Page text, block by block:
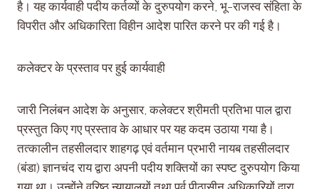
है। यह कार्यवाही पदीय कर्तव्यों के दुरुपयोग करने, भू-राजस्व संहिता के
विपरीत और अधिकारिता विहीन आदेश पारित करने पर की गई है।
कलेक्टर के प्रस्ताव पर हुई कार्यवाही
जारी निलंबन आदेश के अनुसार, कलेक्टर श्रीमती प्रतिभा पाल द्वारा
प्रस्तुत किए गए प्रस्ताव के आधार पर यह कदम उठाया गया है।
तत्कालीन तहसीलदार शाहगढ़ एवं वर्तमान प्रभारी नायब तहसीलदार
(बंडा) ज्ञानचंद राय द्वारा अपनी पदीय शक्तियों का स्पष्ट दुरुपयोग किया